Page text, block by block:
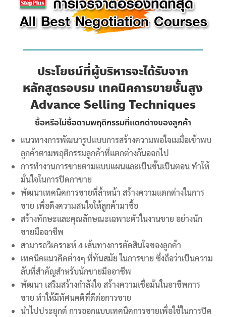
ประโยชน์ที่ผู้บริหารจะได้รับจาก
หลักสูตรอบรม เทคนิคการขายชั้นสูง
Advance Selling Techniques
ซื้อหรือไม่ซื้อตามพฤติกรรมที่แตกต่างของลูกค้า
แนวทางการพัฒนารูปแบบการสร้างความพอใจเมมื่อเข้าพบ
ลูกค้าตามพฤติกรรมลูกค้าที่แตกต่างกันออกไป
การทำงานการขายตามแบบแผนและเป็นขั้นเป็นตอน ทำให้
มั่นใจในการปิดกาขาย
พัฒนาเทคนิคการขายที่ล้ำหน้า สร้างความแตกต่างในการ
ขาย เพื่อดึงความสนใจให้ลูกค้ามาซื้อ
สร้างทักษะและคุณลักษณะเฉพาะตัวในงานขาย อย่างนัก
ขายมืออาชีพ
สามารถวิเคราะห์ 4 เส้นทางการตัดสินใจของลูกค้า
เทคนิคแนวคิดต่างๆ ที่ทันสมัย ในการขาย ซึ่งถือว่าเป็นความ
ลับที่สำคัญสำหรับนักขายมืออาชีพ
พัฒนา เสริมสร้างกำลังใจ สร้างความเชื่อมั่นในอาชีพการ
ขาย ทำให้มีทัศนคติที่ดีต่อการขาย
นำไปประยุกต์ การออกแบบเทคนิคการขายเพื่อใช้ในการปิด